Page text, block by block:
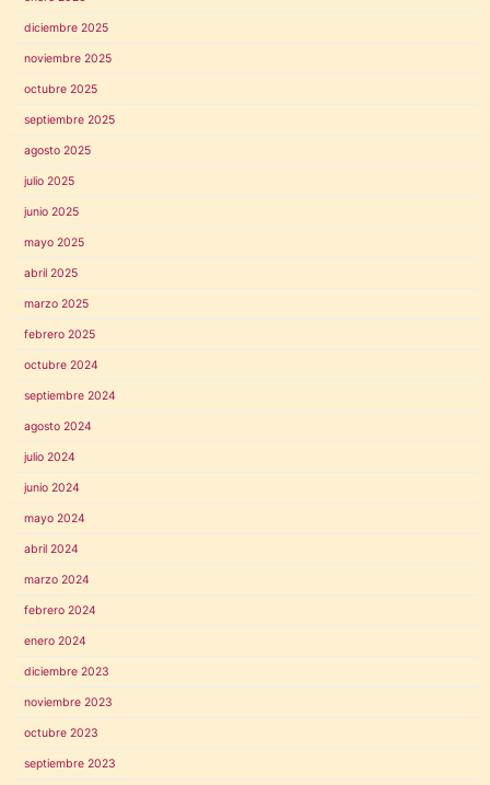
diciembre 2025
noviembre 2025
octubre 2025
septiembre 2025
agosto 2025
julio 2025
junio 2025
mayo 2025
abril 2025
marzo 2025
febrero 2025
octubre 2024
septiembre 2024
agosto 2024
julio 2024
junio 2024
mayo 2024
abril 2024
marzo 2024
febrero 2024
enero 2024
diciembre 2023
noviembre 2023
octubre 2023
septiembre 2023